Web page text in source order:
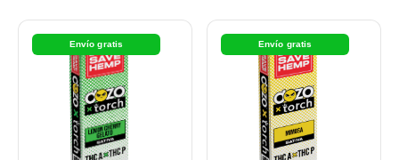
Envío gratis Envío gratis